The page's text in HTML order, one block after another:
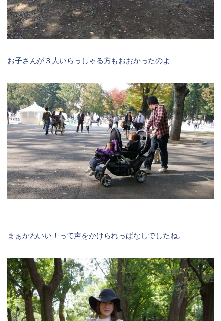
お子さんが３人いらっしゃる方もおおかったのよ
まぁかわいい！って声をかけられっぱなしでしたね。